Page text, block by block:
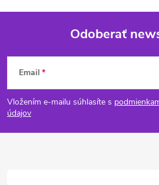
Z
á
p
Odoberať
Email
Vložením e-mailu súhlasíte s
údajov